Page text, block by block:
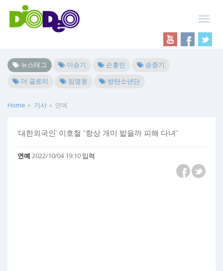
뉴스태그 이승기 손흥민
송중기
더 글로리
임영웅 방탄소년단
Home 기사 연예
‘대한외국인’ 이호철 “항상 개미 밟을까 피해 다녀”
연예 2022/10/04 19:10 입력